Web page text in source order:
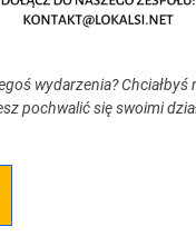
wydarzenia? Chciałbyś
pochwalić się swoimi